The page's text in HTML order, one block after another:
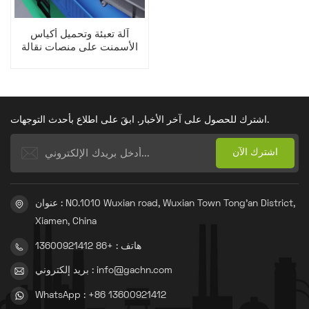
آلة تعبئة وتحميل أكياس
الأسمنت على منصات نقالة
اشترك للحصول على آخر الأخبار. ابقَ على اطلاع بأحدث التوجهات.
عنوان : NO.1010 Wuxian road, Wuxian Town Tong'an District,
Xiamen, China
هاتف : +86 13600921412
بريد إلكتروني : info@gachn.com
WhatsApp : +86 13600921412